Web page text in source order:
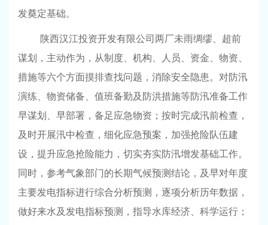
发奠定基础。
陕西汉江投资开发有限公司两厂未雨绸缪、超前
谋划，主动作为，从制度、机构、人员、资金、物资、
措施等六个方面摸排查找问题，消除安全隐患。对防汛
演练、物资储备、值班备勤及防洪措施等防汛准备工作
早谋划、早部署，备足应急物资；按时完成汛前检查，
及时开展汛中检查，细化应急预案，加强抢险队伍建
设，提升应急抢险能力，切实夯实防汛增发基础工作。
同时，参考气象部门的长期气候预测结论，及早对年度
主要发电指标进行综合分析预测，逐项分析历年数据，
做好来水及发电指标预测，指导水库经济、科学运行；